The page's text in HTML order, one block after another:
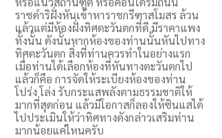
ราชดำริฝั่งหันเข้าหาราชกรีฑาสโมสร ล้วน
แล้วแต่มีห้องฝั่งทิศตะวันตกที่ดี มีราคาแพง
ทั้งนั้น ดังนั้นหากห้องของท่านนั้นหันไปทาง
ทิศตะวันตก สิ่งที่ท่านควรทำในอย่างแรก
เมื่อท่านได้เลือกห้องที่หันทางตะวันตกไป
แล้วก็คือ การจัดให้ระเบียงห้องของท่าน
โปร่ง โล่ง รับกระแสพลังตามธรรมชาติให้
มากที่สุดก่อน แล้วมีโอกาสก็ลองให้ซินแสได้
ไปประเมินให้ว่าทิศทางดังกล่าวเสริมท่าน
มากน้อยแค่ไหนครับ